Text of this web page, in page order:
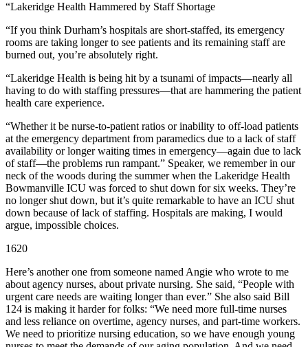
“Lakeridge Health Hammered by Staff Shortage
“If you think Durham’s hospitals are short-staffed, its emergency
rooms are taking longer to see patients and its remaining staff are
burned out, you’re absolutely right.
“Lakeridge Health is being hit by a tsunami of impacts—nearly all
having to do with staffing pressures—that are hammering the patient
health care experience.
“Whether it be nurse-to-patient ratios or inability to off-load patients
at the emergency department from paramedics due to a lack of staff
availability or longer waiting times in emergency—again due to lack
of staff—the problems run rampant.” Speaker, we remember in our
neck of the woods during the summer when the Lakeridge Health
Bowmanville ICU was forced to shut down for six weeks. They’re
no longer shut down, but it’s quite remarkable to have an ICU shut
down because of lack of staffing. Hospitals are making, I would
argue, impossible choices.
1620
Here’s another one from someone named Angie who wrote to me
about agency nurses, about private nursing. She said, “People with
urgent care needs are waiting longer than ever.” She also said Bill
124 is making it harder for folks: “We need more full-time nurses
and less reliance on overtime, agency nurses, and part-time workers.
We need to prioritize nursing education, so we have enough young